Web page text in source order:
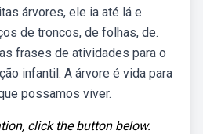
árvores, ele ia até lá e
de troncos, de folhas, de.
frases de atividades para o
infantil: A árvore é vida para
possamos viver.
click the button below.